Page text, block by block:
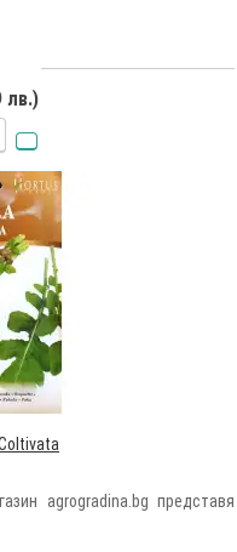
лв.)
agrogradina.bg представя